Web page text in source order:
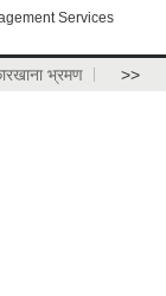
Services
भ्रमण >>